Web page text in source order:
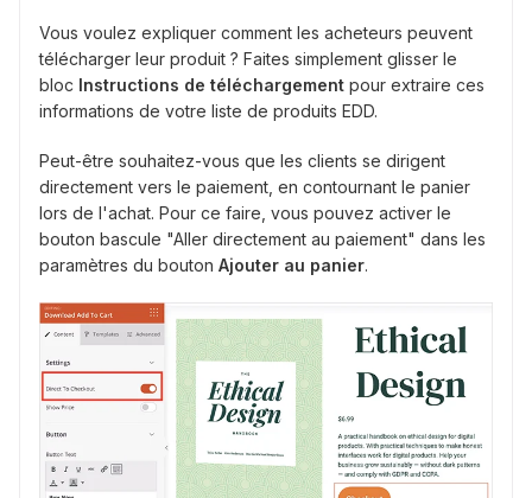
Vous voulez expliquer comment les acheteurs peuvent
télécharger leur produit ? Faites simplement glisser le
bloc Instructions de téléchargement pour extraire ces
informations de votre liste de produits EDD.
Peut-être souhaitez-vous que les clients se dirigent
directement vers le paiement, en contournant le panier
lors de l'achat. Pour ce faire, vous pouvez activer le
bouton bascule "Aller directement au paiement" dans les
paramètres du bouton Ajouter au panier.